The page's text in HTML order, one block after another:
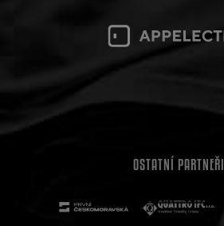
OSTATNÍ PARTNEŘI